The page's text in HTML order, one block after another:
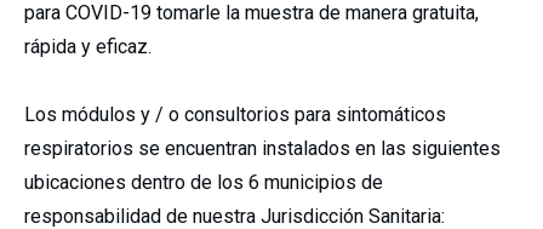
para COVID-19 tomarle la muestra de manera gratuita,
rápida y eficaz.
Los módulos y / o consultorios para sintomáticos
respiratorios se encuentran instalados en las siguientes
ubicaciones dentro de los 6 municipios de
responsabilidad de nuestra Jurisdicción Sanitaria: